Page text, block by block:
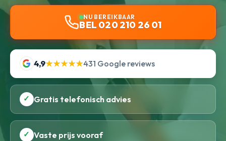
NU BEREIKBAAR
BEL 020 210 26 01
4,9★★★★★431 Google reviews
✓ Gratis telefonisch advies
✓ Vaste prijs vooraf